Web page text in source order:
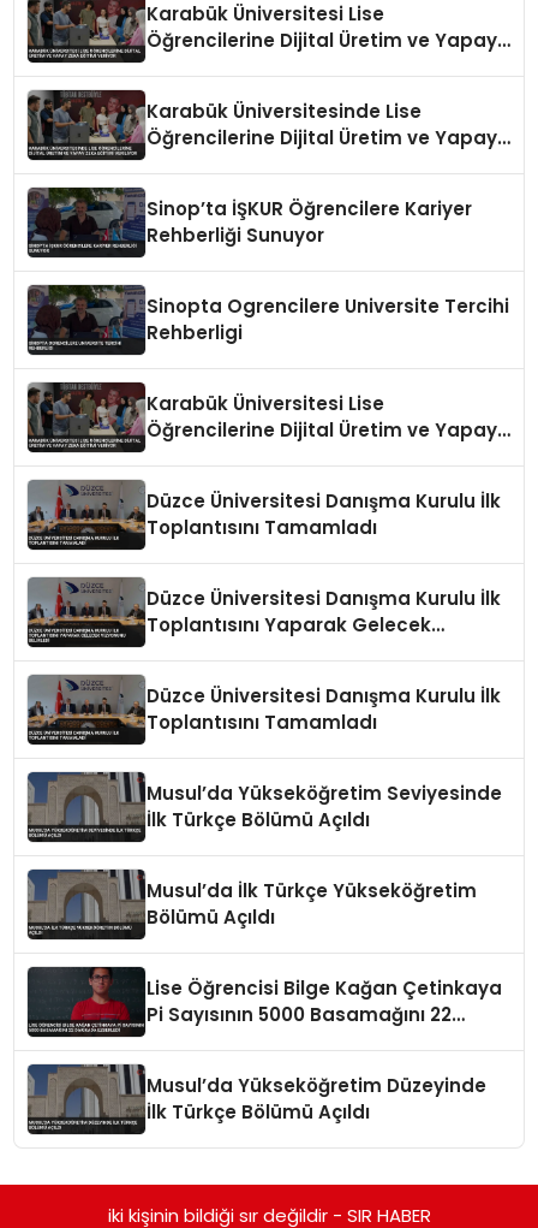
Karabük Üniversitesi Lise
Öğrencilerine Dijital Üretim ve Yapay
Karabük Üniversitesinde Lise
Öğrencilerine Dijital Üretim ve Yapay
Sinop’ta İŞKUR Öğrencilere Kariyer
Rehberliği Sunuyor
Sinopta Ogrencilere Universite Tercihi
Rehberligi
Karabük Üniversitesi Lise
Öğrencilerine Dijital Üretim ve Yapay
Düzce Üniversitesi Danışma Kurulu İlk
Toplantısını Tamamladı
Düzce Üniversitesi Danışma Kurulu İlk
Toplantısını Yaparak Gelecek
Düzce Üniversitesi Danışma Kurulu İlk
Toplantısını Tamamladı
Musul’da Yükseköğretim Seviyesinde
İlk Türkçe Bölümü Açıldı
Musul’da İlk Türkçe Yükseköğretim
Bölümü Açıldı
Lise Öğrencisi Bilge Kağan Çetinkaya
Pi Sayısının 5000 Basamağını 22
Musul’da Yükseköğretim Düzeyinde
İlk Türkçe Bölümü Açıldı
iki kişinin bildiği sır değildir - SIR HABER